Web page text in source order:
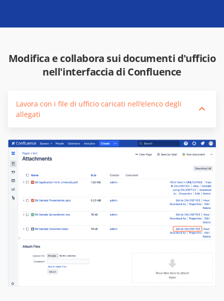
Modifica e collabora sui documenti d'ufficio
nell'interfaccia di Confluence
Lavora con i file di ufficio caricati nell'elenco degli
allegati